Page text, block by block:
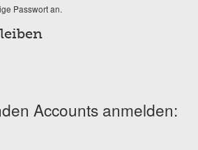
Passwort an.
Accounts anmelden: